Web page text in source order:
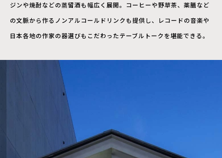
ジンや焼酎などの蒸留酒も幅広く展開。コーヒーや野草茶、薬膳など
の文脈から作るノンアルコールドリンクも提供し、レコードの音楽や
日本各地の作家の器選びもこだわったテーブルトークを堪能できる。